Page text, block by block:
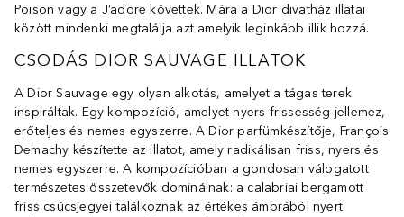
Poison vagy a J’adore követtek. Mára a Dior divatház illatai
között mindenki megtalálja azt amelyik leginkább illik hozzá.
CSODÁS DIOR SAUVAGE ILLATOK
A Dior Sauvage egy olyan alkotás, amelyet a tágas terek
inspiráltak. Egy kompozíció, amelyet nyers frissesség jellemez,
erőteljes és nemes egyszerre. A Dior parfümkészítője, François
Demachy készítette az illatot, amely radikálisan friss, nyers és
nemes egyszerre. A kompozícióban a gondosan válogatott
természetes összetevők dominálnak: a calabriai bergamott
friss csúcsjegyei találkoznak az értékes ámbrából nyert